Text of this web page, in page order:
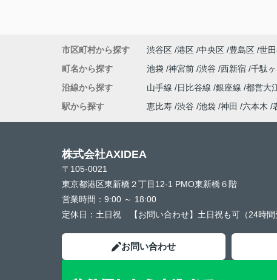
市区町村から探す 渋谷区 港区 中央区 豊島区 世
町名から探す
池袋 神宮前 渋谷 西新宿 千駄
沿線から探す
山手線 日比谷線 銀座線 都営大
駅から探す
恵比寿 渋谷 池袋 神田 六本木
株式会社AXIDEA
〒105-0021
東京都港区東新橋２丁目12-1 PMO東新橋６階
営業時間： 9:00 ～ 18:00
定休日： 土日祝 【お問い合わせ】土日祝も可（24時間
お問い合わせ